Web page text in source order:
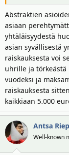
Abstraktien
asiaan
yhtäläisyydestä
asian syvällisestä
raiskauksesta voi
uhrille ja törkeästä
vuodeksi ja
raiskauksesta
kaikkiaan 5.000
Antsa
Well-known